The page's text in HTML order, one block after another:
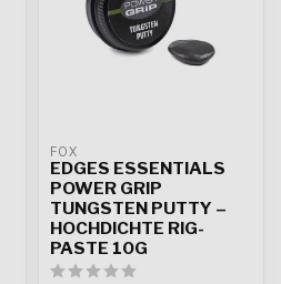
FOX
EDGES ESSENTIALS
POWER GRIP
TUNGSTEN PUTTY –
HOCHDICHTE RIG-
PASTE 10G